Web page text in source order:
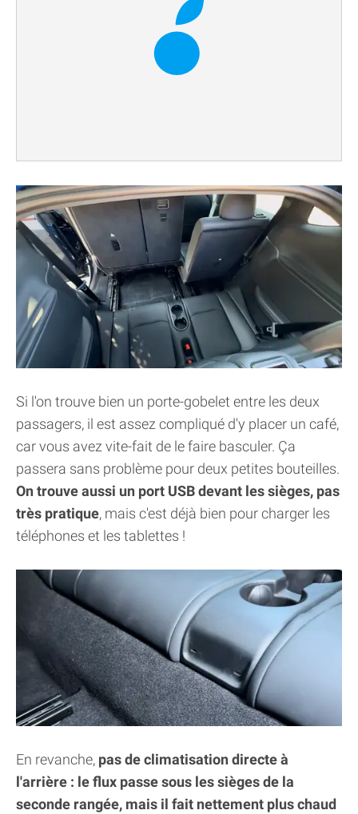
Si l'on trouve bien un porte-gobelet entre les deux
passagers, il est assez compliqué d'y placer un café,
car vous avez vite-fait de le faire basculer. Ça
passera sans problème pour deux petites bouteilles.
On trouve aussi un port USB devant les sièges, pas
très pratique, mais c'est déjà bien pour charger les
téléphones et les tablettes !
En revanche, pas de climatisation directe à
l'arrière : le flux passe sous les sièges de la
seconde rangée, mais il fait nettement plus chaud